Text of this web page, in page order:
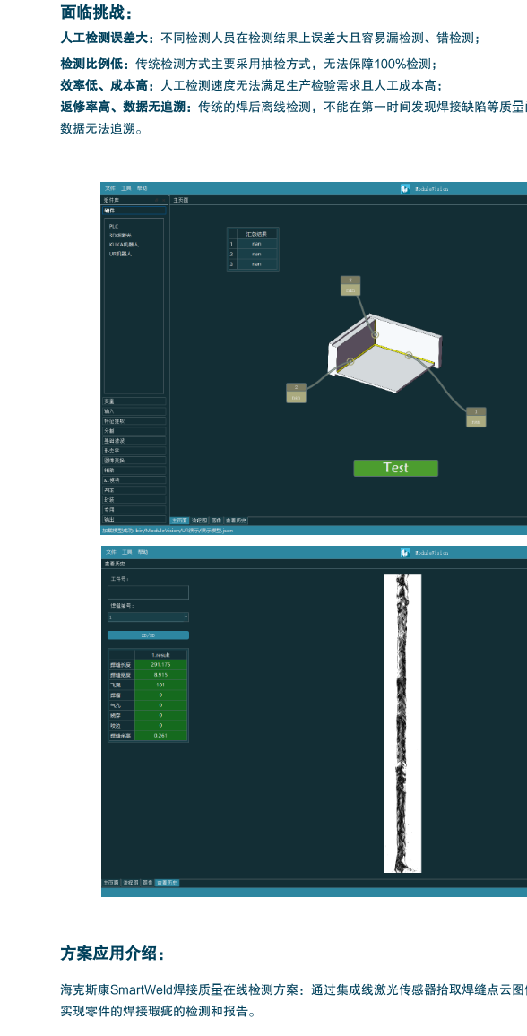
面临挑战：
人工检测误差大：不同检测人员在检测结果上误差大且容易漏检测、错检测；
检测比例低：传统检测方式主要采用抽检方式，无法保障100%检测；
效率低、成本高：
人工检测速度无法满足生产检验需求且人工成本高；
返修率高、数据无追溯：传统的焊后离线检测，不能在第一时间发现焊接缺陷等质
数据无法追溯。
方案应用介绍：
海克斯康SmartWeld焊接质量在线检测方案：通过集成线激光传感器拾取焊缝点云
实现零件的焊接瑕疵的检测和报告。